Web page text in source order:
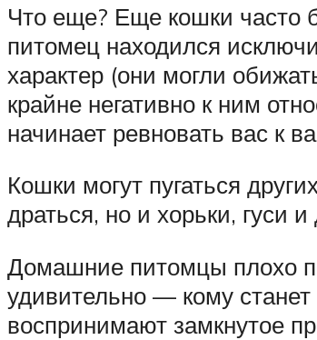
Что еще? Еще кошки часто
питомец находился
характер (они могли
крайне негативно к ним
начинает ревновать вас к
Кошки могут пугаться
драться, но и хорьки, гуси
Домашние питомцы плохо
удивительно — кому станет
воспринимают замкнутое